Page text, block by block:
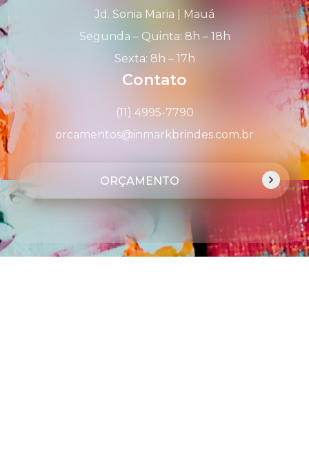
Jd. Sonia Maria | Mauá
Segunda – Quinta: 8h – 18h
Sexta: 8h – 17h
Contato
(11) 4995-7790
orcamentos@inmarkbrindes.com.br
ORÇAMENTO